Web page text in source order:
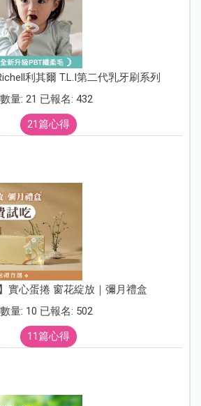
利其爾 T.L.I第二代乳牙刷系列
數量: 21 已報名: 432
21篇心得
實心蛋捲 窗花綻放｜彌月禮盒
數量: 10 已報名: 502
11篇心得